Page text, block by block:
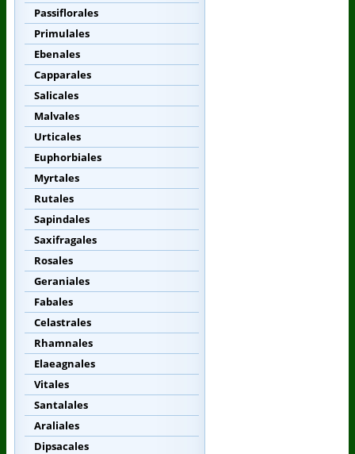
Passiflorales
Primulales
Ebenales
Capparales
Salicales
Malvales
Urticales
Euphorbiales
Myrtales
Rutales
Sapindales
Saxifragales
Rosales
Geraniales
Fabales
Celastrales
Rhamnales
Elaeagnales
Vitales
Santalales
Araliales
Dipsacales